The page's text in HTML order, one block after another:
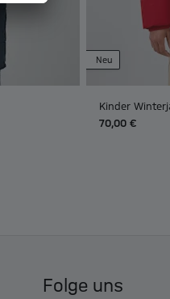
Neu
Kinder
70,00 €
Folge uns